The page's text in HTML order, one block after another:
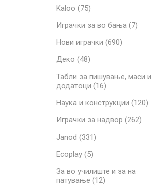
Kaloo (75)
Играчки за во бања (7)
Нови играчки (690)
Деко (48)
Табли за пишување, маси и
додатоци (16)
Наука и конструкции (120)
Играчки за надвор (262)
Janod (331)
Ecoplay (5)
За во училиште и за на
патување (12)